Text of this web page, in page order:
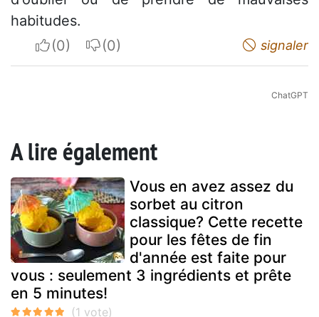
habitudes.
I apreciateI do not appreciate signaler
ChatGPT
A lire également
Vous en avez assez du
sorbet au citron
classique? Cette recette
pour les fêtes de fin
d'année est faite pour
vous : seulement 3 ingrédients et prête
en 5 minutes!